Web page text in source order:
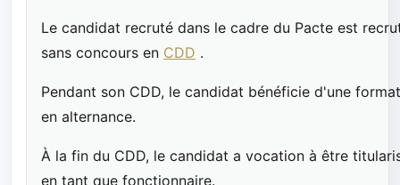
Le candidat recruté dans le cadre du Pacte est
sans concours en CDD .
Pendant son CDD, le candidat bénéficie d'une
en alternance.
À la fin du CDD, le candidat a vocation à être
en tant que fonctionnaire.